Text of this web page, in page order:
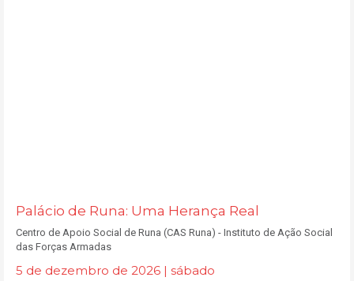
Palácio de Runa: Uma Herança Real
​Centro de Apoio Social de Runa (CAS Runa) - Instituto de Ação Social
das Forças Armadas
5 de dezembro de 2026 | sábado